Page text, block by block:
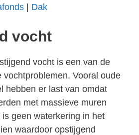
Dak
vocht
vocht is een van de
vochtproblemen. Vooral oude
hebben er last van omdat
met massieve muren
geen waterkering in het
waardoor opstijgend